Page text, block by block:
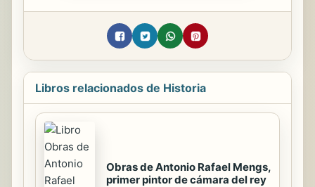
Libros relacionados de Historia
Obras de Antonio Rafael Mengs,
primer pintor de cámara del rey